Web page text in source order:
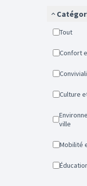
Tout
Confort
Culture
Environnement et Nature en
ville